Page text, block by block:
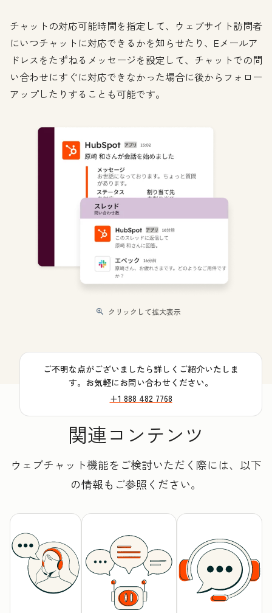
チャットの対応可能時間を指定して、ウェブサイト訪問者
にいつチャットに対応できるかを知らせたり、Eメールア
ドレスをたずねるメッセージを設定して、チャットでの問
い合わせにすぐに対応できなかった場合に後からフォロー
アップしたりすることも可能です。
クリックして拡大表示
ご不明な点がございましたら詳しくご紹介いたしま
す。お気軽にお問い合わせください。
+1 888 482 7768
関連コンテンツ
ウェブチャット機能をご検討いただく際には、以下
の情報もご参照ください。